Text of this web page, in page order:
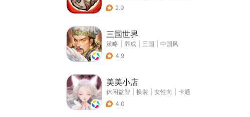
2.9
三国世界
策略 养成 三国
中国风
4.9
美美小店
休闲益智 换装 女性向
卡通
4.0